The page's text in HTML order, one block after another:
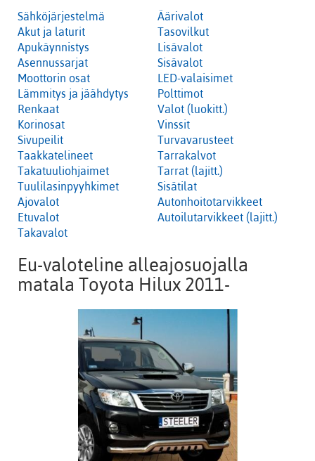
Sähköjärjestelmä
Akut ja laturit
Apukäynnistys
Asennussarjat
Moottorin osat
Lämmitys ja jäähdytys
Renkaat
Korinosat
Sivupeilit
Taakkatelineet
Takatuuliohjaimet
Tuulilasinpyyhkimet
Ajovalot
Etuvalot
Takavalot
Äärivalot
Tasovilkut
Lisävalot
Sisävalot
LED-valaisimet
Polttimot
Valot (luokitt.)
Vinssit
Turvavarusteet
Tarrakalvot
Tarrat (lajitt.)
Sisätilat
Autonhoitotarvikkeet
Autoilutarvikkeet (lajitt.)
Eu-valoteline alleajosuojalla
matala Toyota Hilux 2011-